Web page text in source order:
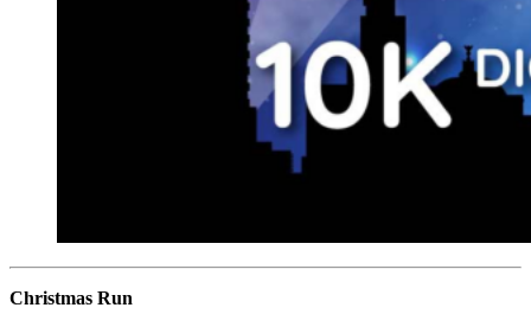
Christmas Run